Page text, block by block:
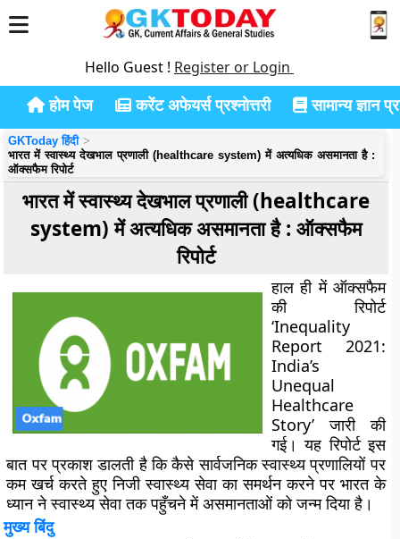
Hello Guest ! Register or Login
होम पेज करेंट अफेयर्स प्रश्नोत्तरी सामान्य ज्ञान
GKToday हिंदी
भारत में स्वास्थ्य देखभाल प्रणाली (healthcare system) में अत्यधिक असमानता है :
ऑक्सफैम रिपोर्ट
भारत में स्वास्थ्य देखभाल प्रणाली (healthcare
system) में अत्यधिक असमानता है : ऑक्सफैम
रिपोर्ट
हाल ही में ऑक्सफैम
की रिपोर्ट
‘Inequality
Report 2021:
India’s
Unequal
Healthcare
Story’ जारी की
गई। यह रिपोर्ट इस
बात पर प्रकाश डालती है कि कैसे सार्वजनिक स्वास्थ्य प्रणालियों पर
कम खर्च करते हुए निजी स्वास्थ्य सेवा का समर्थन करने पर भारत के
ध्यान ने स्वास्थ्य सेवा तक पहुँचने में असमानताओं को जन्म दिया है।
मुख्य बिंदु